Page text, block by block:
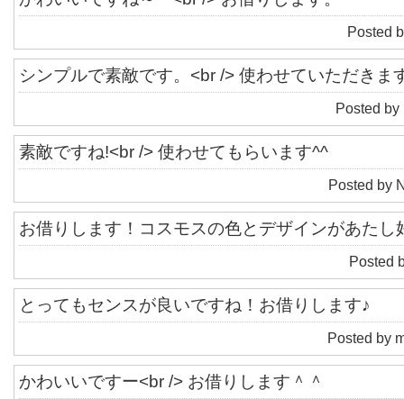
Posted
シンプルで素敵です。<br /> 使わせていただきま
Posted
素敵ですね!<br /> 使わせてもらいます^^
Posted by
お借りします！コスモスの色とデザインがあたし
Posted
とってもセンスが良いですね！お借りします♪
Posted by
かわいいですー<br /> お借りします＾＾